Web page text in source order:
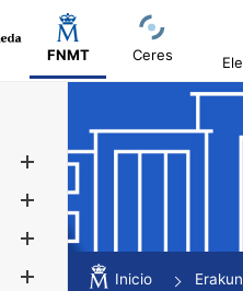
FNMT Ceres
Erakutsi/
Erakutsi/
Inicio